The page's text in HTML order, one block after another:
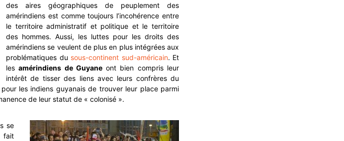
des aires géographiques de peuplement des
amérindiens est comme toujours l’incohérence entre
le territoire administratif et politique et le territoire
des hommes. Aussi, les luttes pour les droits des
amérindiens se veulent de plus en plus intégrées aux
problématiques du sous-continent sud-américain. Et
lesamérindiens de Guyaneont bien compris leur
intérêt de tisser des liens avec leurs confrères du
les indiens guyanais de trouver leur place parmi
de leur statut de « colonisé ».
se
fait